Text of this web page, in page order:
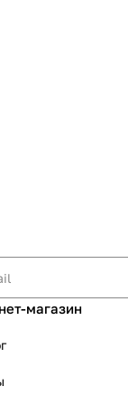
магазин